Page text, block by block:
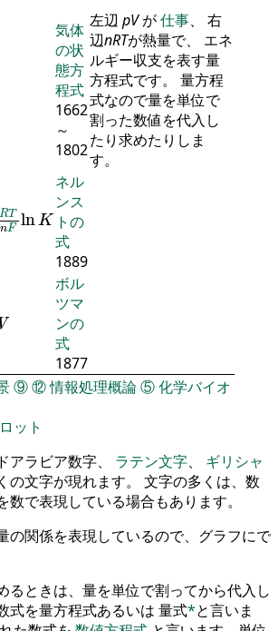
気体
の状
態方
程式
1662
～
1802
左辺 pVが仕事、 右
辺nRTが熱量で、 エネ
ルギー収支を表す量
方程式です。 量方程
式なので量を単位で
割った数値を代入し
たり求めたりしま
す。
RT
nF lnK
FlnK
ネル
ンス
トの
式
1889
ボル
ツマ
ンの
式
1877
⑨⑫情報処理概論⑤化学バイオ
ット
アラビア数字、 ラテン文字、 ギリシャ
の文字が現れます。 文字の多くは、数
数で表現している場合もあります。
の関係を表現しているので、グラフにで
るときは、量を単位で割ってから代入し
式を量方程式あるいは 量式*と言いま